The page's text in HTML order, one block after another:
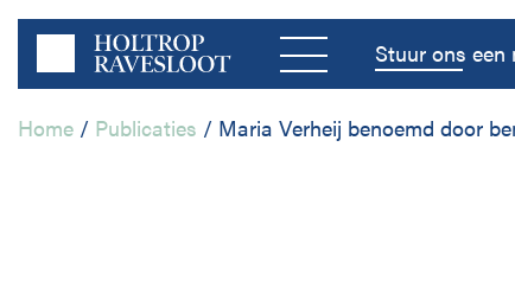
Stuur ons een
Home / Publicaties / Maria Verheij benoemd door
Menu